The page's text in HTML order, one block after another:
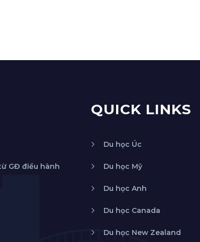
GĐ điều hành
QUICK LINKS
Du học Úc
Du học Mỹ
Du học Anh
Du học Canada
Du học New Zealand